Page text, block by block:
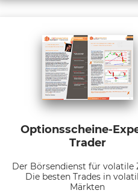
Optionsscheine-
Trader
Der Börsendienst für volatile
Die besten Trades in
Märkten